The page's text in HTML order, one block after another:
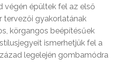
végén épültek fel az első
tervezői gyakorlatának
körgangos beépítésűek
ismerhetjük fel a
legelején gombamódra